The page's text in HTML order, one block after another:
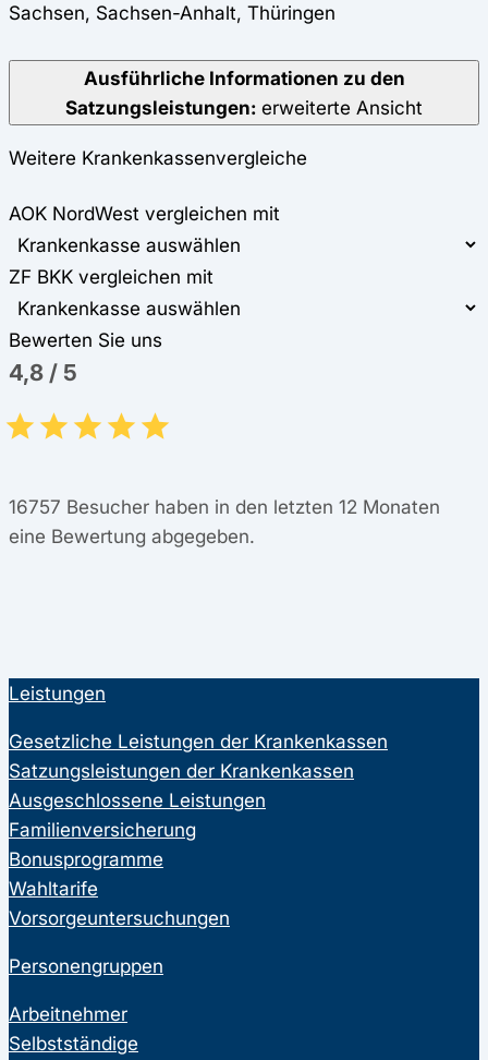
Sachsen, Sachsen-Anhalt, Thüringen
Ausführliche Informationen zu den
Satzungsleistungen: erweiterte Ansicht
Weitere Krankenkassenvergleiche
AOK NordWest vergleichen mit
ZF BKK vergleichen mit
Bewerten Sie uns
4,8 / 5
16757 Besucher haben in den letzten 12 Monaten
eine Bewertung abgegeben.
Leistungen
Gesetzliche Leistungen der Krankenkassen
Satzungsleistungen der Krankenkassen
Ausgeschlossene Leistungen
Familienversicherung
Bonusprogramme
Wahltarife
Vorsorgeuntersuchungen
Personengruppen
Arbeitnehmer
Selbstständige